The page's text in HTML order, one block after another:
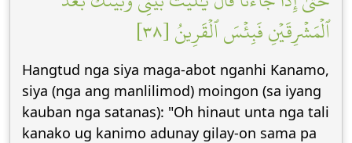
ٱلۡمَشۡرِقَيۡنِ فَبِئۡسَ ٱلۡقَرِينُ [٣٨]
Hangtud nga siya maga-abot nganhi Kanamo,
siya (nga ang manlilimod) moingon (sa iyang
kauban nga satanas): "Oh hinaut unta nga tali
kanako ug kanimo adunay gilay-on sama pa